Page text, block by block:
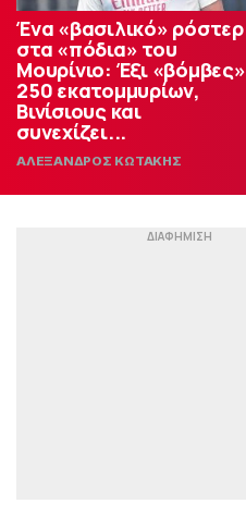
Ένα «βασιλικό» ρόστερ
στα «πόδια» του
Μουρίνιο: Έξι «βόμβες»
250 εκατομμυρίων,
Βινίσιους και
συνεχίζει...
ΑΛΕΞΑΝΔΡΟΣ ΚΩΤΑΚΗΣ